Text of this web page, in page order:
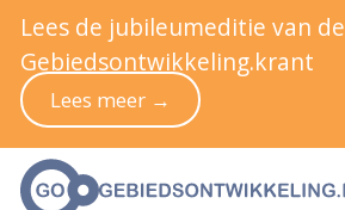
Lees de jubileumeditie van de
Gebiedsontwikkeling.krant
Lees meer →